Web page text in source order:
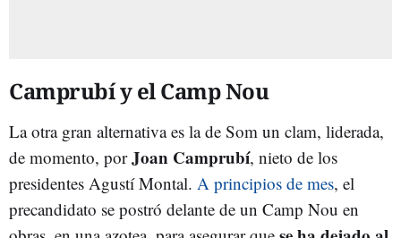
Camprubí y el Camp Nou
La otra gran alternativa es la de Som un clam, liderada,
de momento, porJoan Camprubí, nieto de los
presidentes Agustí Montal. A principios de mes, el
precandidato se postró delante de un Camp Nou en